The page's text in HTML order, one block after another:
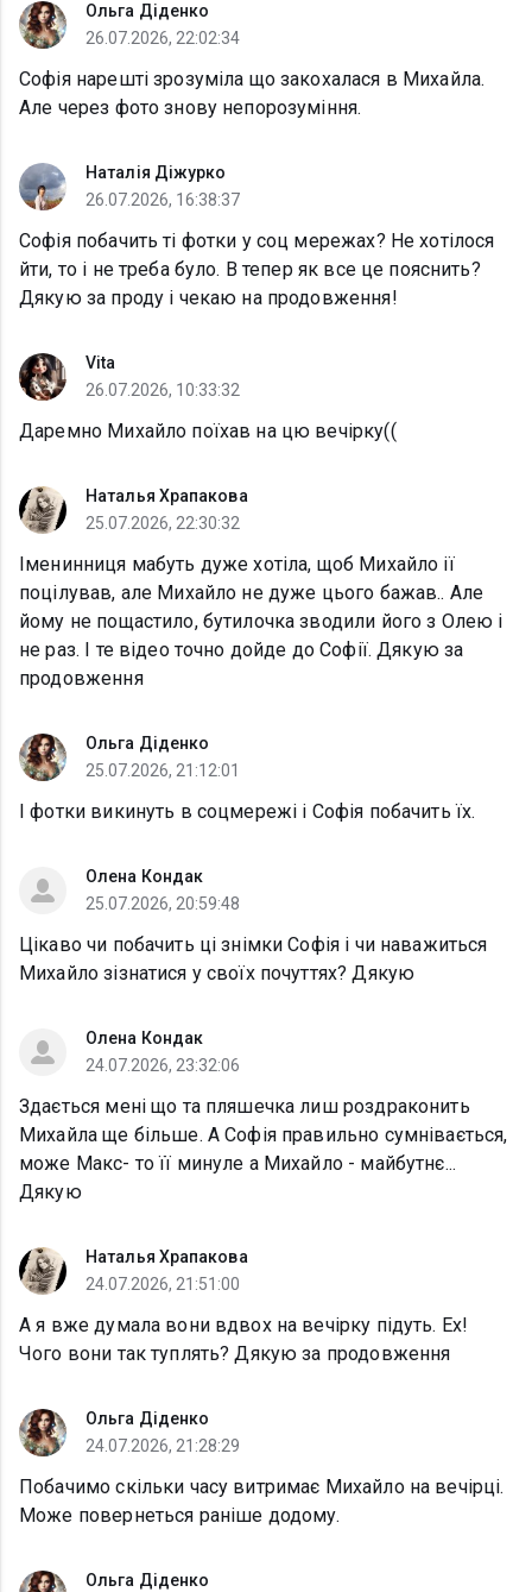
Ольга Діденко
26.07.2026, 22:02:34
Софія нарешті зрозуміла що закохалася в Михайла.
Але через фото знову непорозуміння.
Наталія Діжурко
26.07.2026, 16:38:37
Софія побачить ті фотки у соц мережах? Не хотілося
йти, то і не треба було. В тепер як все це пояснить?
Дякую за проду і чекаю на продовження!
Vita
26.07.2026, 10:33:32
Даремно Михайло поїхав на цю вечірку((
Наталья Храпакова
25.07.2026, 22:30:32
Іменинниця мабуть дуже хотіла, щоб Михайло ії
поцілував, але Михайло не дуже цього бажав.. Але
йому не пощастило, бутилочка зводили його з Олею і
не раз. І те відео точно дойде до Софії. Дякую за
продовження
Ольга Діденко
25.07.2026, 21:12:01
І фотки викинуть в соцмережі і Софія побачить їх.
Олена Кондак
25.07.2026, 20:59:48
Цікаво чи побачить ці знімки Софія і чи наважиться
Михайло зізнатися у своїх почуттях? Дякую
Олена Кондак
24.07.2026, 23:32:06
Здається мені що та пляшечка лиш роздраконить
Михайла ще більше. А Софія правильно сумнівається,
може Макс- то її минуле а Михайло - майбутнє...
Дякую
Наталья Храпакова
24.07.2026, 21:51:00
А я вже думала вони вдвох на вечірку підуть. Ех!
Чого вони так туплять? Дякую за продовження
Ольга Діденко
24.07.2026, 21:28:29
Побачимо скільки часу витримає Михайло на вечірці.
Може повернеться раніше додому.
Ольга Діденко